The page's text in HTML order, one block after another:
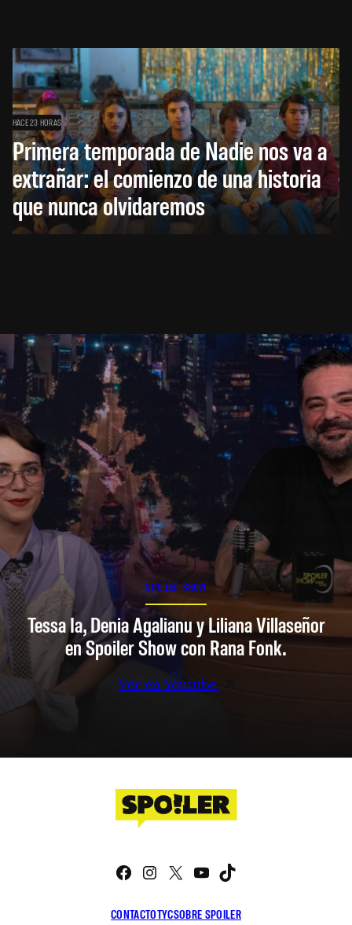
HACE 23 HORAS
Primera temporada de Nadie nos va a
extrañar: el comienzo de una historia
que nunca olvidaremos
SPOILER SHOW
Tessa Ia, Denia Agalianu y Liliana Villaseñor
en Spoiler Show con Rana Fonk.
Ver en Youtube
CONTACTOTYCSOBRE SPOILER
Facebook
Instagram
X YouTube